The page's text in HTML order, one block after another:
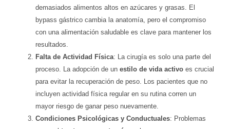
demasiados alimentos altos en azúcares y grasas. El
bypass gástrico cambia la anatomía, pero el compromiso
con una alimentación saludable es clave para mantener los
resultados.
Falta de Actividad Física: La cirugía es solo una parte del
proceso. La adopción de un estilo de vida activo es crucial
para evitar la recuperación de peso. Los pacientes que no
incluyen actividad física regular en su rutina corren un
mayor riesgo de ganar peso nuevamente.
Condiciones Psicológicas y Conductuales: Problemas